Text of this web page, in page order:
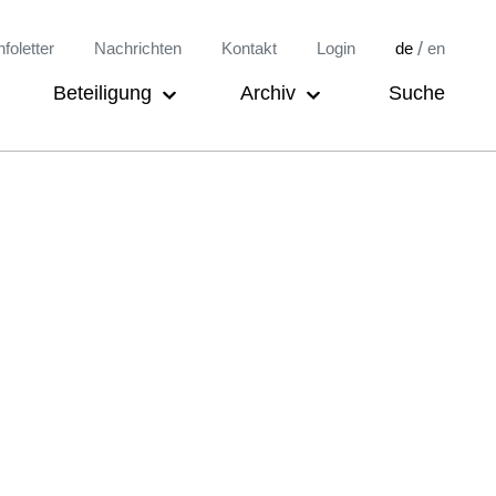
Beteiligung Archiv Suche
de / en
Nachrichten Kontakt Login